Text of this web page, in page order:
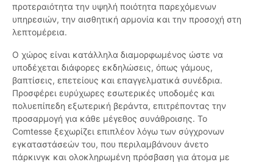
προτεραιότητα την υψηλή ποιότητα παρεχόμενων
υπηρεσιών, την αισθητική αρμονία και την προσοχή στη
λεπτομέρεια.
Ο χώρος είναι κατάλληλα διαμορφωμένος ώστε να
υποδέχεται διάφορες εκδηλώσεις, όπως γάμους,
βαπτίσεις, επετείους και επαγγελματικά συνέδρια.
Προσφέρει ευρύχωρες εσωτερικές υποδομές και
πολυεπίπεδη εξωτερική βεράντα, επιτρέποντας την
προσαρμογή για κάθε μέγεθος συνάθροισης. Το
Comtesse ξεχωρίζει επιπλέον λόγω των σύγχρονων
εγκαταστάσεών του, που περιλαμβάνουν άνετο
πάρκινγκ και ολοκληρωμένη πρόσβαση για άτομα με